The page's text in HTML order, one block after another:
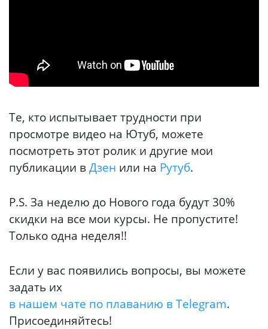
Те, кто испытывает трудности при
просмотре видео на Ютуб, можете
посмотреть этот ролик и другие мои
публикации вДзен или на Рутуб.
P.S. За неделю до Нового года будут 30%
скидки на все мои курсы. Не пропустите!
Только одна неделя!!
Если у вас появились вопросы, вы можете
задать их
в нашем чате по плаванию в Telegram.
Присоединяйтесь!